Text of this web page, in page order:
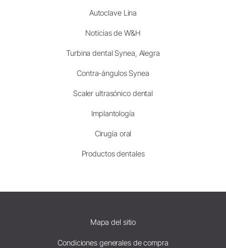
Autoclave Lina
Noticias de W&H
Turbina dental Synea, Alegra
Contra-ángulos Synea
Scaler ultrasónico dental
Implantología
Cirugía oral
Productos dentales
Mapa del sitio
Condiciones generales de compra